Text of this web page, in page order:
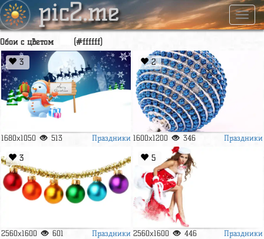
pic2.me
Обои с цветом
(#ffffff)
3
1680x1050 513 Праздники
2
1600x1200 346 Праздники
3
2560x1600 601 Праздники
5
2560x1600 446 Праздники